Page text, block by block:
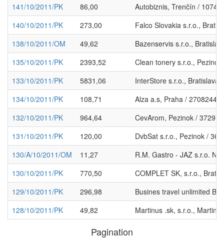
141/10/2011/PK
86,00
Autobiznis, Trenčín /
140/10/2011/PK
273,00
Falco Slovakia s.r.o.,
138/10/2011/OM
49,62
Bazenservis s.r.o.,
135/10/2011/PK
2393,52
Clean tonery s.r.o.,
133/10/2011/PK
5831,06
InterStore s.r.o., Bratislava
134/10/2011/PK
108,71
Alza a.s, Praha / 27082440
132/10/2011/PK
964,64
CevArom, Pezinok /
131/10/2011/PK
120,00
DvbSat s.r.o., Pezinok /
130/A/10/2011/OM
11,27
R.M. Gastro - JAZ s.r.o.
130/10/2011/PK
770,50
COMPLET SK, s.r.o.,
129/10/2011/PK
296,98
Busines travel unlimited
128/10/2011/PK
49,82 Martinus .sk, s.r.o., Martin /
Pagination